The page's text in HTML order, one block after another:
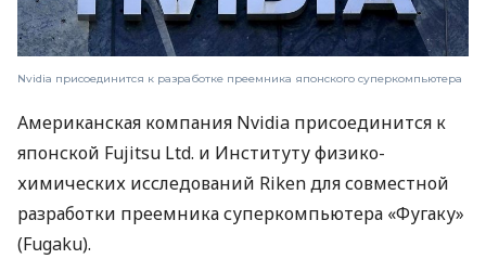
Nvidia присоединится к разработке преемника японского суперкомпьютера
Американская компания Nvidia присоединится к
японской Fujitsu Ltd. и Институту физико-
химических исследований Riken для совместной
разработки преемника суперкомпьютера «Фугаку»
(Fugaku).